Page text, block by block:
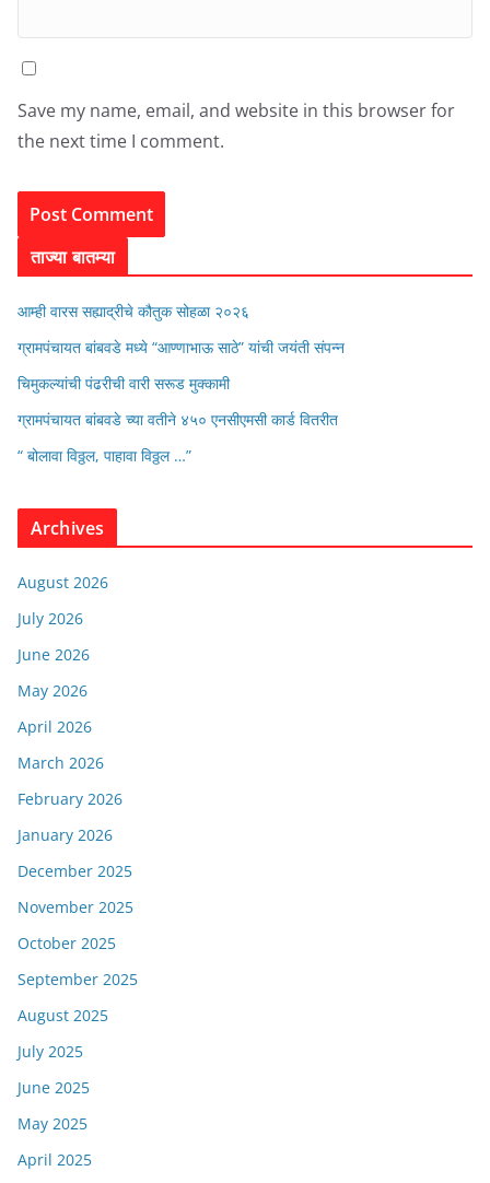
Save my name, email, and website in this browser for
the next time I comment.
ताज्या बातम्या
आम्ही वारस सह्याद्रीचे कौतुक सोहळा २०२६
ग्रामपंचायत बांबवडे मध्ये “आण्णाभाऊ साठे” यांची जयंती संपन्न
चिमुकल्यांची पंढरीची वारी सरूड मुक्कामी
ग्रामपंचायत बांबवडे च्या वतीने ४५० एनसीएमसी कार्ड वितरीत
“ बोलावा विठ्ठल, पाहावा विठ्ठल …”
Archives
August 2026
July 2026
June 2026
May 2026
April 2026
March 2026
February 2026
January 2026
December 2025
November 2025
October 2025
September 2025
August 2025
July 2025
June 2025
May 2025
April 2025